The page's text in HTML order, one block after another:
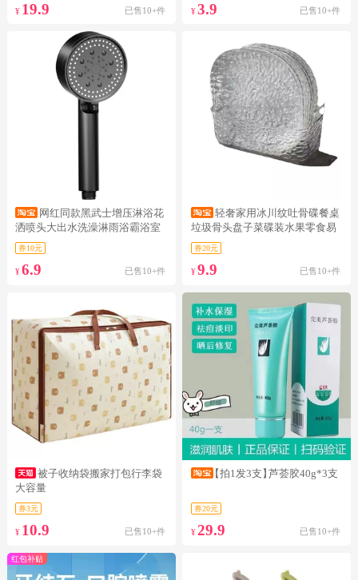
¥ 19.9 已售10+件 ¥3.9 已售10+件
网红同款黑武士增压淋浴花
洒喷头大出水洗澡淋雨浴霸浴室
热水器
券10元
¥ 6.9 已售10+件
轻奢家用冰川纹吐骨碟餐桌
垃圾骨头盘子菜碟装水果零食易
洗
券20元
¥9.9 已售10+件
被子收纳袋搬家打包行李袋
大容量
券3元
¥ 10.9 已售10+件
【拍1发3支】芦荟胶40g*3支
券20元
¥29.9 已售10+件
红包补贴